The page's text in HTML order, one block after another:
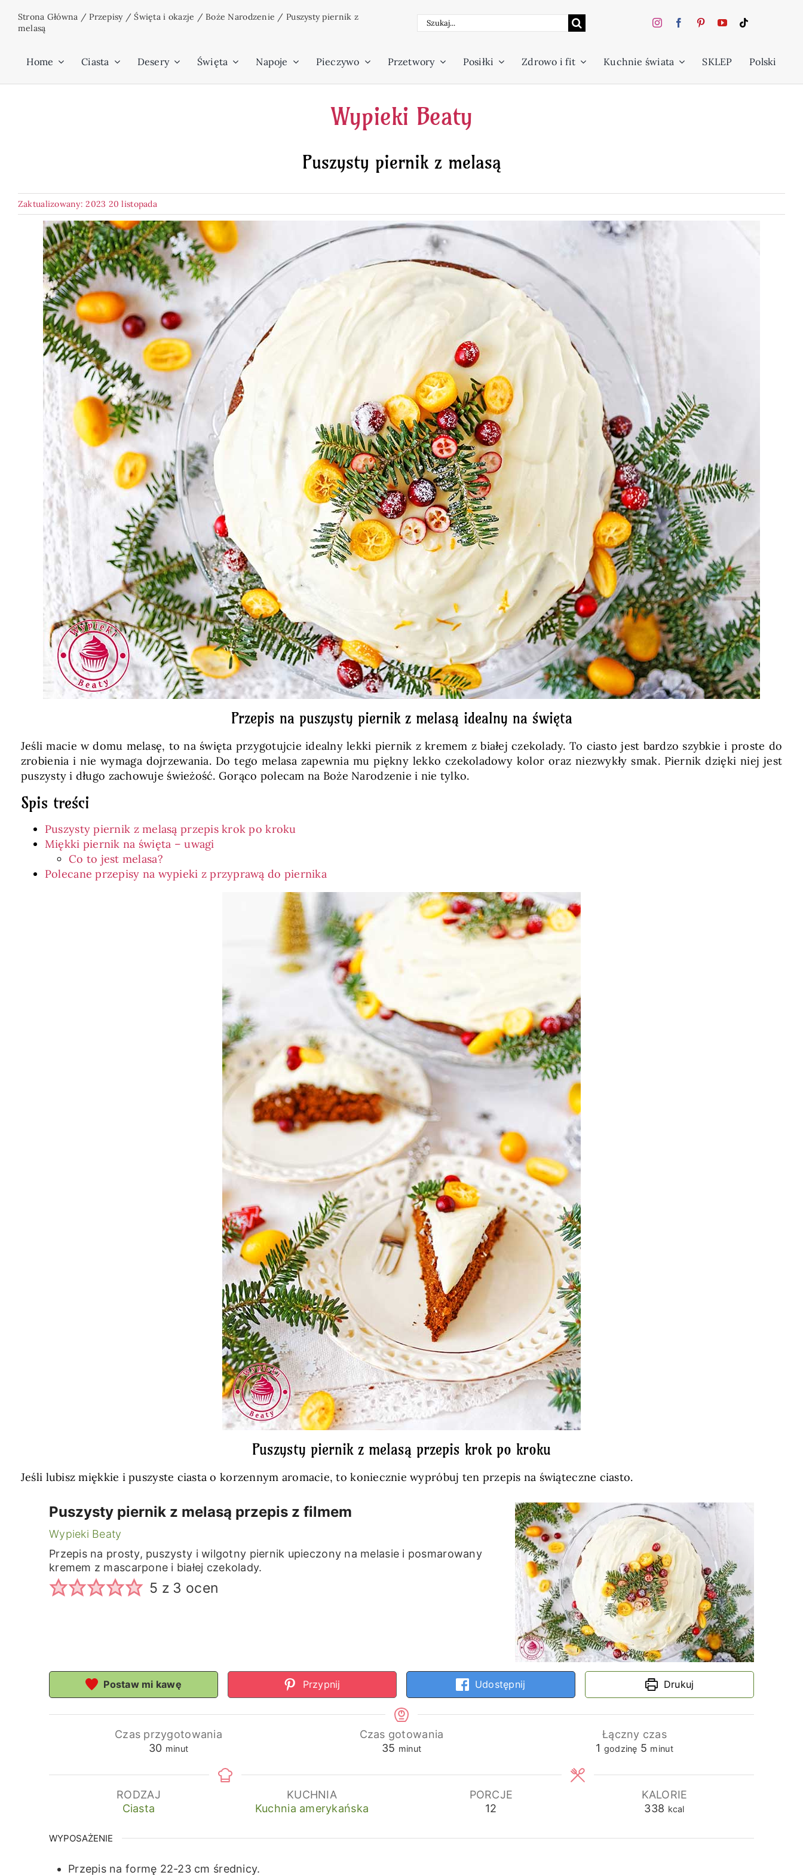
zawartości
Strona Główna /Przepisy/Święta i okazje /Boże Narodzenie /Puszysty piernik z
melasą
Szukaj
Home Ciasta Desery Święta Napoje Pieczywo Przetwory Posiłki Zdrowo i fit Kuchnie świata SKLEP Polski
Wypieki Beaty
Puszysty piernik z melasą
Zaktualizowany: 2023 20 listopada
Przepis na puszysty piernik z melasą idealny na święta
Jeśli macie w domu melasę, to na święta przygotujcie idealny lekki piernik z kremem z białej czekolady. To ciasto jest bardzo szybkie i proste do
zrobienia i nie wymaga dojrzewania. Do tego melasa zapewnia mu piękny lekko czekoladowy kolor oraz niezwykły smak. Piernik dzięki niej jest
puszysty i długo zachowuje świeżość. Gorąco polecam na Boże Narodzenie i nie tylko.
Spis treści
Puszysty piernik z melasą przepis krok po kroku
Miękki piernik na święta – uwagi
Co to jest melasa?
Polecane przepisy na wypieki z przyprawą do piernika
Puszysty piernik z melasą przepis krok po kroku
Jeśli lubisz miękkie i puszyste ciasta o korzennym aromacie, to koniecznie wypróbuj ten przepis na świąteczne ciasto.
Puszysty piernik z melasą przepis z filmem
Wypieki Beaty
Przepis na prosty, puszysty i wilgotny piernik upieczony na melasie i posmarowany
kremem z mascarpone i białej czekolady.
5 z 3 ocen
Postaw mi kawę Przypnij Udostępnij Drukuj
Czas przygotowania
30minuty
minut
Czas gotowania
35 minuty
minut
Łączny czas
1 godzina
godzinę 5 minuty
minut
RODZAJ
Ciasta
KUCHNIA
Kuchnia amerykańska
PORCJE
12
KALORIE
338 kcal
WYPOSAŻENIE
Przepis na formę 22-23 cm średnicy.